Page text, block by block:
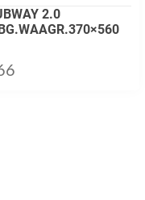
2.0
CART